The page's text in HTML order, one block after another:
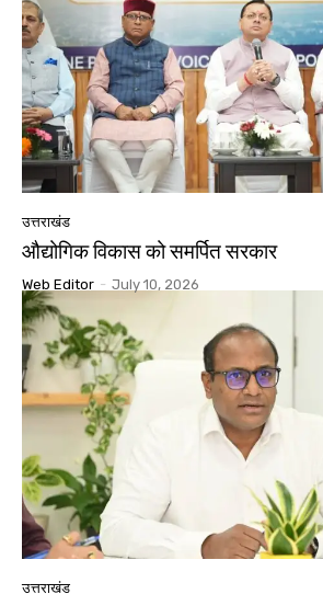
उत्तराखंड
औद्योगिक विकास को समर्पित सरकार
Web Editor - July 10, 2026
उत्तराखंड